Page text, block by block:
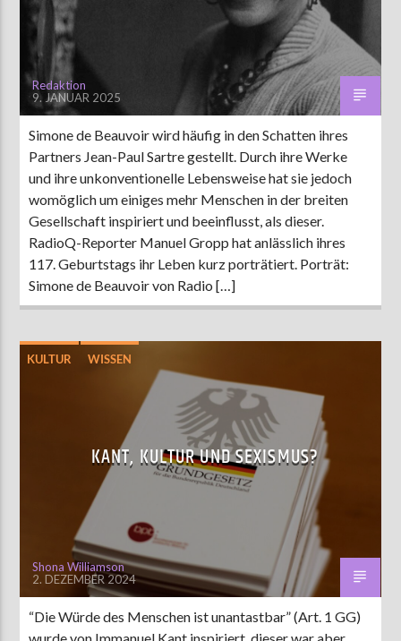
Redaktion
9. JANUAR 2025
Simone de Beauvoir wird häufig in den Schatten ihres
Partners Jean-Paul Sartre gestellt. Durch ihre Werke
und ihre unkonventionelle Lebensweise hat sie jedoch
womöglich um einiges mehr Menschen in der breiten
Gesellschaft inspiriert und beeinflusst, als dieser.
RadioQ-Reporter Manuel Gropp hat anlässlich ihres
117. Geburtstags ihr Leben kurz porträtiert. Porträt:
Simone de Beauvoir von Radio […]
KULTUR WISSEN
KANT, KULTUR UND SEXISMUS?
Shona Williamson
2. DEZEMBER 2024
“Die Würde des Menschen ist unantastbar” (Art. 1 GG)